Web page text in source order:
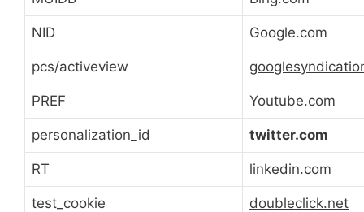
NID Google.com
pcs/activeview
PREF Youtube.com
personalization_id twitter.com
RT linkedin.com
test_cookie doubleclick.net